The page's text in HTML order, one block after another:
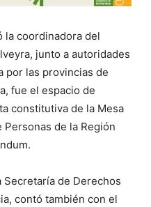
la coordinadora del
junto a autoridades
por las provincias de
fue el espacio de
constitutiva de la Mesa
de la Región
Secretaría de Derechos
contó también con el